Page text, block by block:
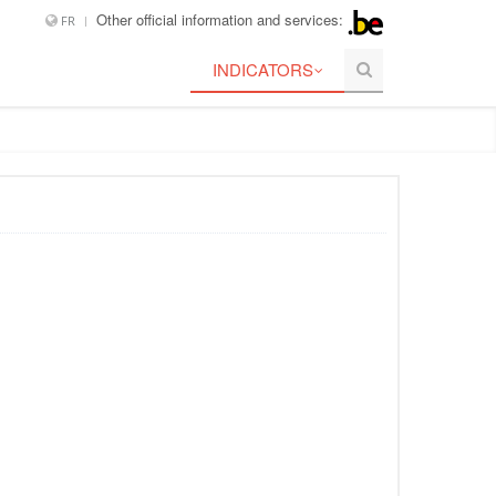
FR Other official information and services:
INDICATORS